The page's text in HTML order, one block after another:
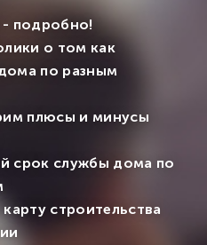
- подробно!
о том как
по разным
плюсы и минусы
срок службы дома по
строительства